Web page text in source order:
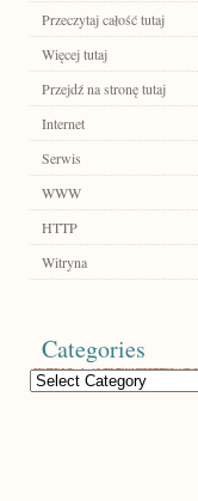
Przeczytaj całość tutaj
Więcej tutaj
Przejdź na stronę tutaj
Internet
Serwis
WWW
HTTP
Witryna
Categories
Categories